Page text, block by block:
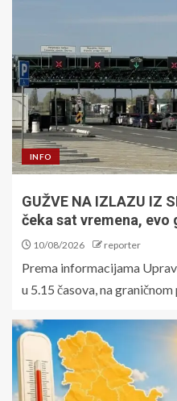
INFO
GUŽVE NA IZLAZU IZ
čeka sat vremena, evo
10/08/2026 reporter
Prema informacijama
u 5.15 časova, na